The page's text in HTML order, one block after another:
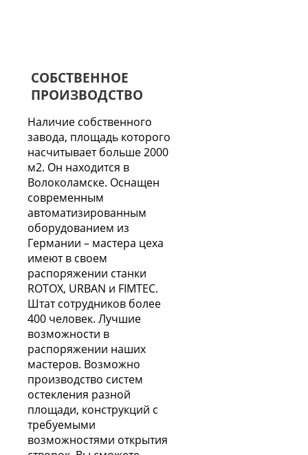
СОБСТВЕННОЕ
ПРОИЗВОДСТВО
Наличие собственного
завода, площадь которого
насчитывает больше 2000
м2. Он находится в
Волоколамске. Оснащен
современным
автоматизированным
оборудованием из
Германии – мастера цеха
имеют в своем
распоряжении станки
ROTOX, URBAN и FIMTEC.
Штат сотрудников более
400 человек. Лучшие
возможности в
распоряжении наших
мастеров. Возможно
производство систем
остекления разной
площади, конструкций с
требуемыми
возможностями открытия